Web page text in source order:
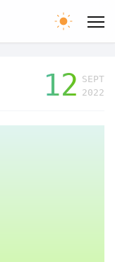
12 SEPT
2022